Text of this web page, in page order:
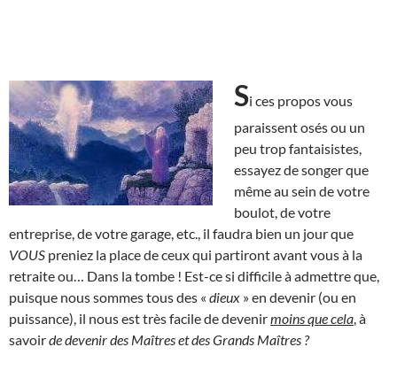
Si ces propos vous
paraissent osés ou un
peu trop fantaisistes,
essayez de songer que
même au sein de votre
boulot, de votre
entreprise, de votre garage, etc., il faudra bien un jour que
VOUS preniez la place de ceux qui partiront avant vous à la
retraite ou… Dans la tombe ! Est-ce si difficile à admettre que,
puisque nous sommes tous des « dieux » en devenir (ou en
puissance), il nous est très facile de devenirmoins que cela , à
savoirde devenir des Maîtres et des Grands Maîtres ?